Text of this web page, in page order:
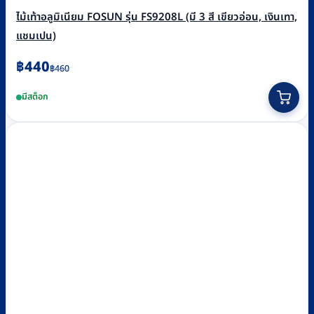
ไม้เท้าอลูมิเนียม FOSUN รุ่น FS9208L (มี 3 สี เขียวอ่อน, เงินเทา,
แชมเปน)
฿460
Original
was:
฿460.
฿440
Current
is:
฿440.
มีสต็อก
product
has